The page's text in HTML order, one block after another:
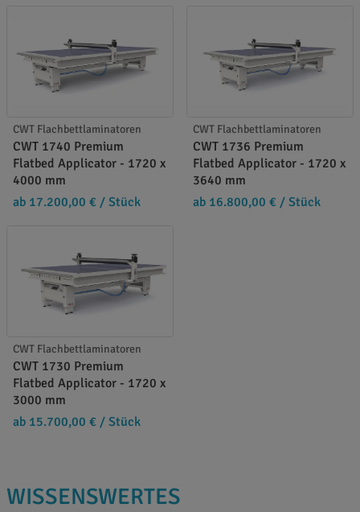
CWT Flachbettlaminatoren
CWT 1740 Premium
Flatbed Applicator - 1720 x
4000 mm
ab 17.200,00 € / Stück
CWT Flachbettlaminatoren
CWT 1736 Premium
Flatbed Applicator - 1720 x
3640 mm
ab 16.800,00 € / Stück
CWT Flachbettlaminatoren
CWT 1730 Premium
Flatbed Applicator - 1720 x
3000 mm
ab 15.700,00 € / Stück
WISSENSWERTES